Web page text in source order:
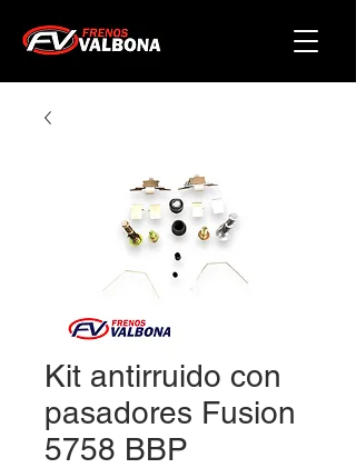
Kit antirruido con
pasadores Fusion
5758 BBP